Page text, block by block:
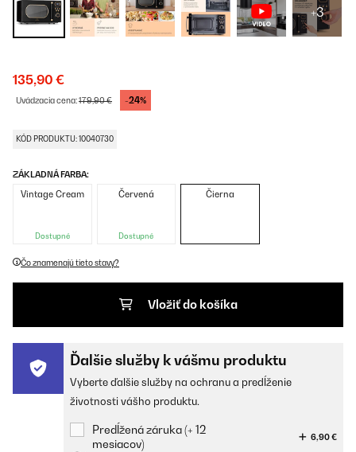
+3
135,90 €
Uvádzacia cena:179,90 € -24%
KÓD PRODUKTU: 10040730
ZÁKLADNÁ FARBA:
Vintage Cream
Dostupné
Červená
Dostupné
Čierna
Čo znamenajú tieto stavy?
Vložiť do košíka
Ďalšie služby k vášmu produktu
Vyberte ďalšie služby na ochranu a predĺženie
životnosti vášho produktu.
Predĺžená záruka (+ 12
mesiacov)
6,90 €